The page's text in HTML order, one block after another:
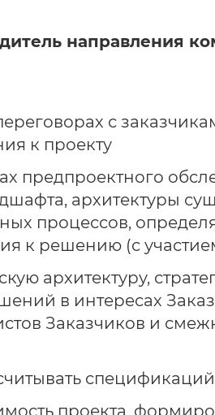
направления
с
к проекту
предпроектного
архитектуры
процессов,
к решению (с
архитектуру,
в интересах
Заказчиков и
проекта,